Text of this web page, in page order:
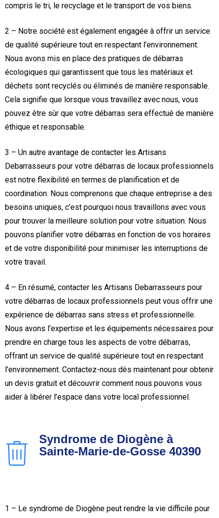
compris le tri, le recyclage et le transport de vos biens.
2 – Notre société est également engagée à offrir un service
de qualité supérieure tout en respectant l’environnement.
Nous avons mis en place des pratiques de débarras
écologiques qui garantissent que tous les matériaux et
déchets sont recyclés ou éliminés de manière responsable.
Cela signifie que lorsque vous travaillez avec nous, vous
pouvez être sûr que votre débarras sera effectué de manière
éthique et responsable.
3 – Un autre avantage de contacter les Artisans
Debarrasseurs pour votre débarras de locaux professionnels
est notre flexibilité en termes de planification et de
coordination. Nous comprenons que chaque entreprise a des
besoins uniques, c’est pourquoi nous travaillons avec vous
pour trouver la meilleure solution pour votre situation. Nous
pouvons planifier votre débarras en fonction de vos horaires
et de votre disponibilité pour minimiser les interruptions de
votre travail.
4 – En résumé, contacter les Artisans Debarrasseurs pour
votre débarras de locaux professionnels peut vous offrir une
expérience de débarras sans stress et professionnelle.
Nous avons l’expertise et les équipements nécessaires pour
prendre en charge tous les aspects de votre débarras,
offrant un service de qualité supérieure tout en respectant
l’environnement. Contactez-nous dès maintenant pour obtenir
un devis gratuit et découvrir comment nous pouvons vous
aider à libérer l’espace dans votre local professionnel.
Syndrome de Diogène à
Sainte-Marie-de-Gosse 40390
1 – Le syndrome de Diogène peut rendre la vie difficile pour